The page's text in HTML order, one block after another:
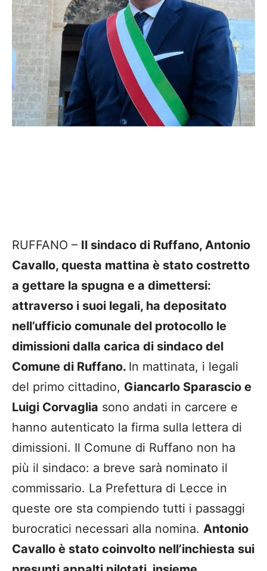
RUFFANO – Il sindaco di Ruffano, Antonio
Cavallo, questa mattina è stato costretto
a gettare la spugna e a dimettersi:
attraverso i suoi legali, ha depositato
nell’ufficio comunale del protocollo le
dimissioni dalla carica di sindaco del
Comune di Ruffano. In mattinata, i legali
del primo cittadino, Giancarlo Sparascio e
Luigi Corvaglia sono andati in carcere e
hanno autenticato la firma sulla lettera di
dimissioni. Il Comune di Ruffano non ha
più il sindaco: a breve sarà nominato il
commissario. La Prefettura di Lecce in
queste ore sta compiendo tutti i passaggi
burocratici necessari alla nomina. Antonio
Cavallo è stato coinvolto nell’inchiesta sui